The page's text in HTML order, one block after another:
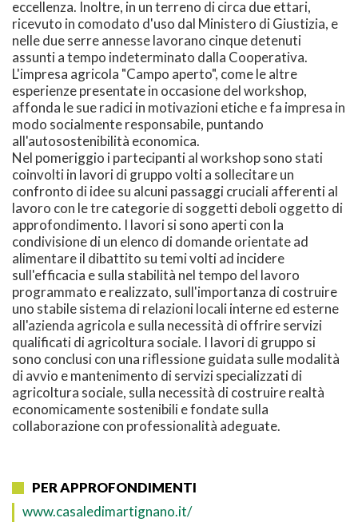
eccellenza. Inoltre, in un terreno di circa due ettari,
ricevuto in comodato d'uso dal Ministero di Giustizia, e
nelle due serre annesse lavorano cinque detenuti
assunti a tempo indeterminato dalla Cooperativa.
L'impresa agricola "Campo aperto", come le altre
esperienze presentate in occasione del workshop,
affonda le sue radici in motivazioni etiche e fa impresa in
modo socialmente responsabile, puntando
all'autosostenibilità economica.
Nel pomeriggio i partecipanti al workshop sono stati
coinvolti in lavori di gruppo volti a sollecitare un
confronto di idee su alcuni passaggi cruciali afferenti al
lavoro con le tre categorie di soggetti deboli oggetto di
approfondimento. I lavori si sono aperti con la
condivisione di un elenco di domande orientate ad
alimentare il dibattito su temi volti ad incidere
sull'efficacia e sulla stabilità nel tempo del lavoro
programmato e realizzato, sull'importanza di costruire
uno stabile sistema di relazioni locali interne ed esterne
all'azienda agricola e sulla necessità di offrire servizi
qualificati di agricoltura sociale. I lavori di gruppo si
sono conclusi con una riflessione guidata sulle modalità
di avvio e mantenimento di servizi specializzati di
agricoltura sociale, sulla necessità di costruire realtà
economicamente sostenibili e fondate sulla
collaborazione con professionalità adeguate.
PER APPROFONDIMENTI
www.casaledimartignano.it/